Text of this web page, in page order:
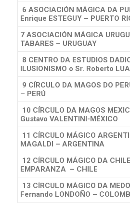
6 ASOCIACIÓN MÁGICA DA
Enrique ESTEGUY – PUERTO
7 ASOCIACIÓN MÁGICA
TABARES – URUGUAY
8 CENTRO DA ESTUDIOS
ILUSIONISMO o Sr. Roberto
9 CÍRCULO DA MAGOS DO
– PERÚ
10 CÍRCULO DA MAGOS
Gustavo VALENTINI-MÉXICO
11 CÍRCULO MÁGICO
MAGALDI – ARGENTINA
12 CÍRCULO MÁGICO DA CHILE
EMPARANZA – CHILE
13 CÍRCULO MÁGICO DA
Fernando LONDOÑO –